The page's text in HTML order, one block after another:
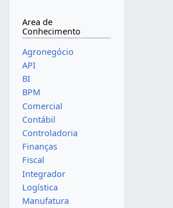
Area de
Conhecimento
Agronegócio
API
BI
BPM
Comercial
Contábil
Controladoria
Finanças
Fiscal
Integrador
Logística
Manufatura